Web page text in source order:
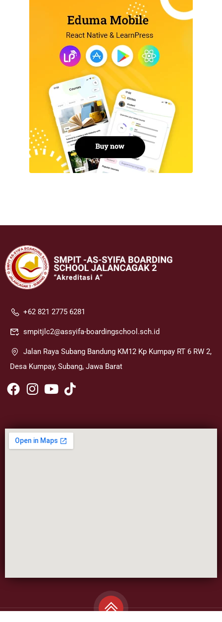
+62 821 2775 6281
smpitjlc2@assyifa-boardingschool.sch.id
Jalan Raya Subang Bandung KM12 Kp Kumpay RT 6 RW 2,
Desa Kumpay, Subang, Jawa Barat